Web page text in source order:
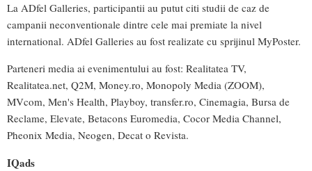
La ADfel Galleries, participantii au putut citi studii de caz de
campanii neconventionale dintre cele mai premiate la nivel
international. ADfel Galleries au fost realizate cu sprijinul MyPoster.
Parteneri media ai evenimentului au fost: Realitatea TV,
Realitatea.net, Q2M, Money.ro, Monopoly Media (ZOOM),
MVcom, Men's Health, Playboy, transfer.ro, Cinemagia, Bursa de
Reclame, Elevate, Betacons Euromedia, Cocor Media Channel,
Pheonix Media, Neogen, Decat o Revista.
IQads